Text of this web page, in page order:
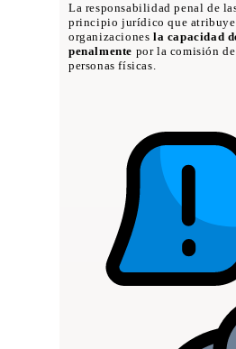
La responsabilidad penal de
principio jurídico que atribuye
organizaciones la capacidad
penalmente por la comisión
personas físicas.